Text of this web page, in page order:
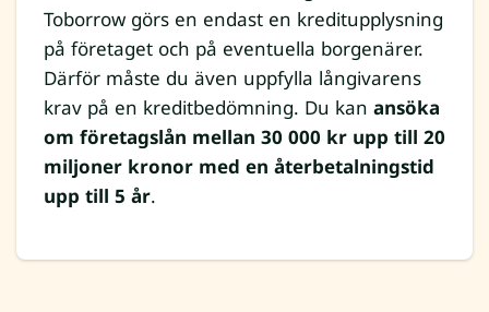
Toborrow görs en endast en kreditupplysning
på företaget och på eventuella borgenärer.
Därför måste du även uppfylla långivarens
krav på en kreditbedömning. Du kan ansöka
om företagslån mellan 30 000 kr upp till 20
miljoner kronor med en återbetalningstid
upp till 5 år.